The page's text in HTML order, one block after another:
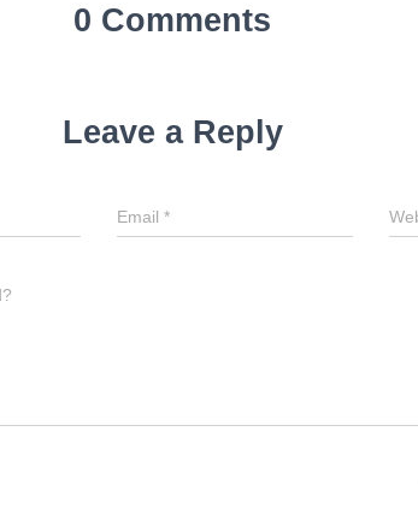
0 Comments
Leave a Reply
Email*